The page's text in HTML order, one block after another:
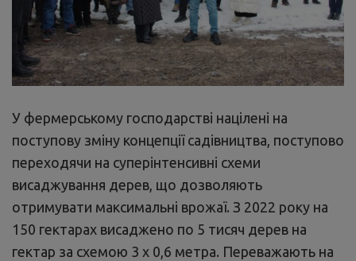
У фермерському господарстві націлені на
поступову зміну концепції садівництва, поступово
переходячи на суперінтенсивні схеми
висаджування дерев, що дозволяють
отримувати максимальні врожаї. З 2022 року на
150 гектарах висаджено по 5 тисяч дерев на
гектар за схемою 3 х 0,6 метра. Переважають на